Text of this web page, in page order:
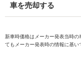
車を売却する
新車時価格はメーカー発表当時
てもメーカー発表時の情報に基い